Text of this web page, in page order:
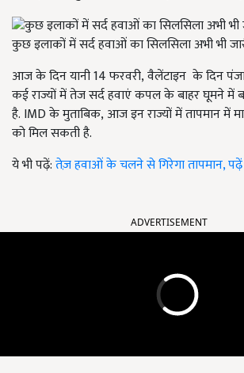
कुछ इलाकों में सर्द हवाओं का सिलसिला अभी भी
आज के दिन यानी 14फरवरी, वैलेंटाइन के दिन
कई राज्यों में तेज सर्द हवाएं कपल केबाहर घूमने में
है. IMD के मुताबिक, आज इन राज्यों में तापमान में
को मिल सकती है.
ये भी पढ़ें:तेज़ हवाओं के चलने से गिरेगा तापमान,
ADVERTISEMENT